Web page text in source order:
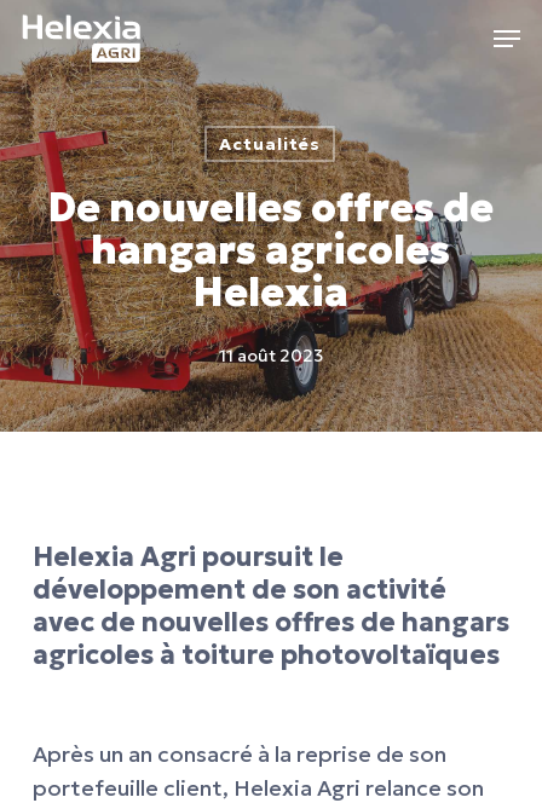
Skip
main
content
Actualités
De nouvelles offres de
hangars agricoles
Helexia
11 août 2023
Helexia Agri poursuit le
développement de son activité
avec de nouvelles offres de hangars
agricoles à toiture photovoltaïques
Après un an consacré à la reprise de son
portefeuille client, Helexia Agri relance son